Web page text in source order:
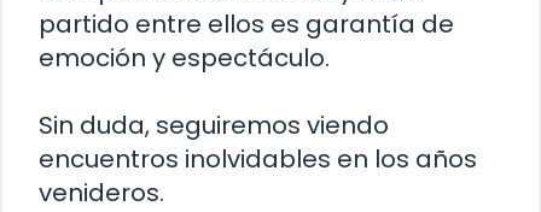
partido entre ellos es garantía de
emoción y espectáculo.
Sin duda, seguiremos viendo
encuentros inolvidables en los años
venideros.